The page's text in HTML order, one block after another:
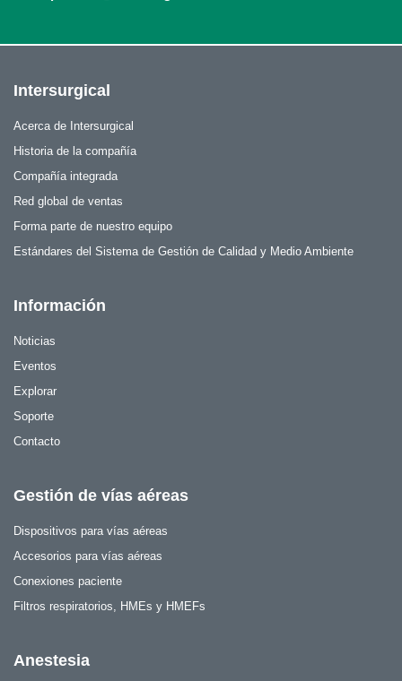
Intersurgical
Acerca de Intersurgical
Historia de la compañía
Compañía integrada
Red global de ventas
Forma parte de nuestro equipo
Estándares del Sistema de Gestión de Calidad y Medio Ambiente
Información
Noticias
Eventos
Explorar
Soporte
Contacto
Gestión de vías aéreas
Dispositivos para vías aéreas
Accesorios para vías aéreas
Conexiones paciente
Filtros respiratorios, HMEs y HMEFs
Anestesia